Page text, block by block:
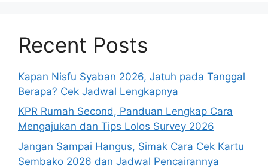
Recent Posts
Kapan Nisfu Syaban 2026, Jatuh pada Tanggal
Berapa? Cek Jadwal Lengkapnya
KPR Rumah Second, Panduan Lengkap Cara
Mengajukan dan Tips Lolos Survey 2026
Jangan Sampai Hangus, Simak Cara Cek Kartu
Sembako 2026 dan Jadwal Pencairannya